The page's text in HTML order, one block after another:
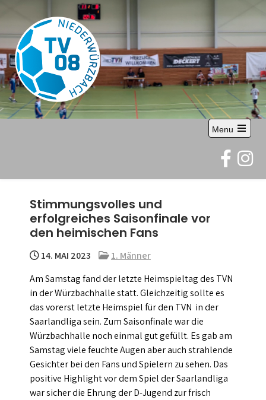
to
content
TV 08
Abteilung Handball
Menu
Open
the
main
menu
Stimmungsvolles und
erfolgreiches Saisonfinale vor
den heimischen Fans
14. MAI 2023
1. Männer
Am Samstag fand der letzte Heimspieltag des TVN
in der Würzbachhalle statt. Gleichzeitig sollte es
das vorerst letzte Heimspiel für den TVN in der
Saarlandliga sein. Zum Saisonfinale war die
Würzbachhalle noch einmal gut gefüllt. Es gab am
Samstag viele feuchte Augen aber auch strahlende
Gesichter bei den Fans und Spielern zu sehen. Das
positive Highlight vor dem Spiel der Saarlandliga
war sicher die Ehrung der D-Jugend zur frisch